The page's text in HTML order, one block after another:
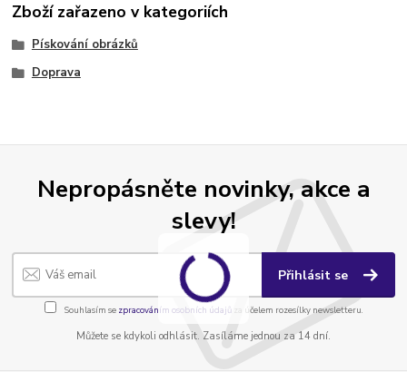
Zboží zařazeno v kategoriích
Pískování obrázků
Doprava
Nepropásněte novinky, akce a
slevy!
Přihlásit se
Souhlasím se zpracováním osobních údajůza účelem rozesílky newsletteru.
Můžete se kdykoli odhlásit. Zasíláme jednou za 14 dní.